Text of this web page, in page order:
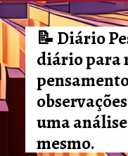
📝 Diário
diário para
uma
mesmo.